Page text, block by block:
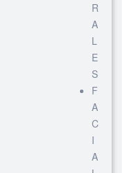
R
A
L
E
S
F
A
C
I
A